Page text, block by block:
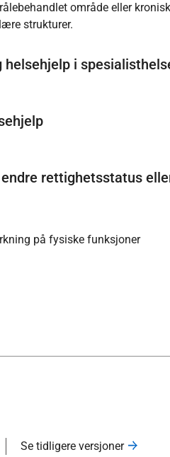
område eller
strukturer.
i
rettighetsstatus
på fysiske funksjoner
Se tidligere versjoner